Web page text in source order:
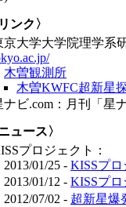
ンク〉
京大学大学院理学系
木曽観測所
木曽KWFC超新星
ナビ.com：月刊「星
ュース〉
プロジェクト：
2013/01/25 - KISSプロ
2013/01/12 - KISSプ
2012/07/02 - 超新星爆